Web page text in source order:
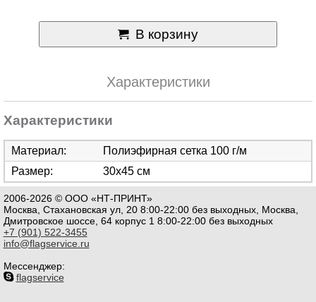
В корзину
Характеристики
Характеристики
Материал:
Полиэфирная сетка 100 г/м
Размер:
30х45 см
2006-2026 © ООО «НТ-ПРИНТ»
Москва, Стахановская ул, 20 8:00-22:00 без выходных, Москва,
Дмитровское шоссе, 64 корпус 1 8:00-22:00 без выходных
+7 (901) 522-3455
info@flagservice.ru
Мессенджер:
flagservice